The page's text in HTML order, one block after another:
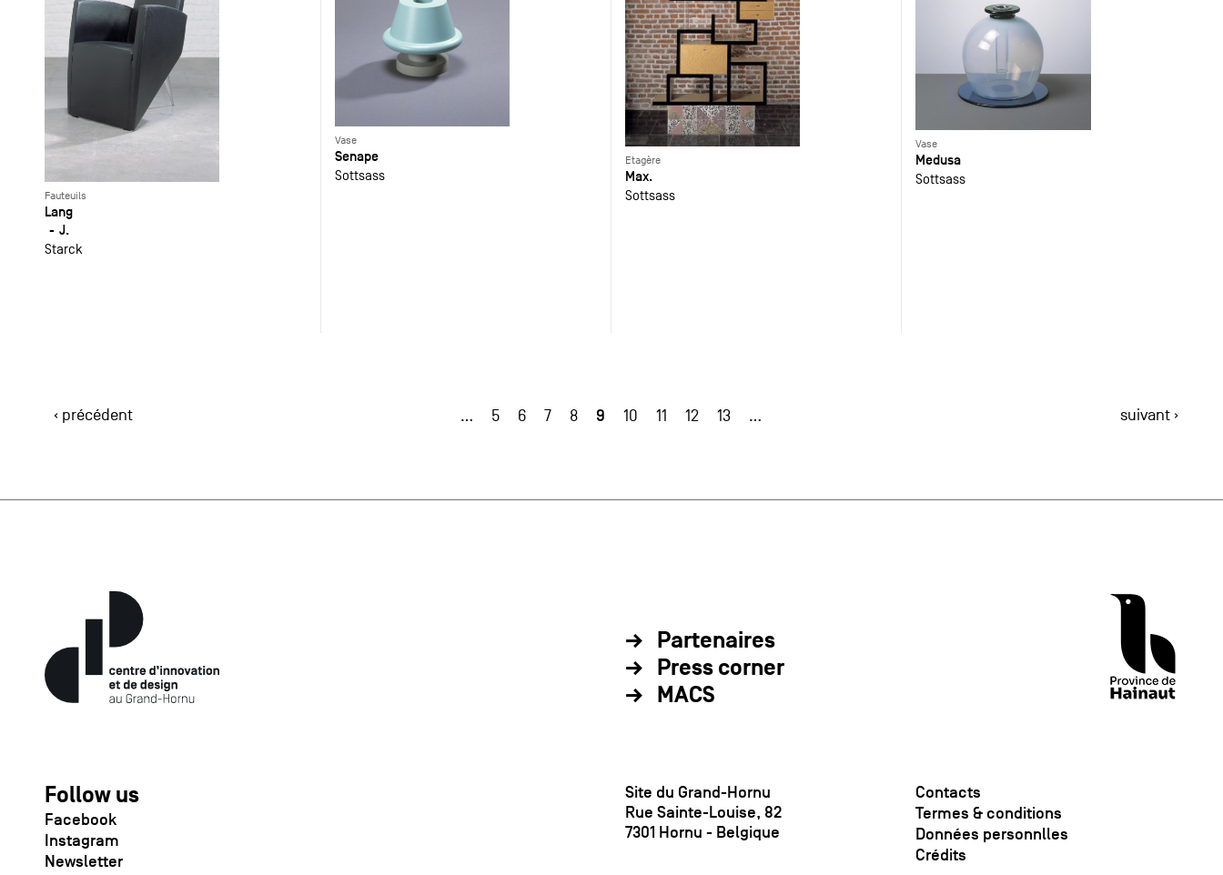
Fauteuils
Lang
J.
Starck
Vase
Senape
Sottsass
Etagère
Max.
Sottsass
Vase
Medusa
Sottsass
‹ précédent … 5 6 7 8 9 10 11 12 13 … suivant ›
Partenaires
Press corner
MACS
Follow us
Facebook
Instagram
Newsletter
Site du Grand-Hornu
Rue Sainte-Louise, 82
7301 Hornu - Belgique
Contacts
Termes & conditions
Données personnlles
Crédits